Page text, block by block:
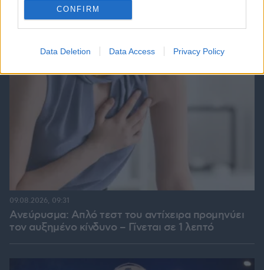
CONFIRM
Data Deletion Data Access Privacy Policy
Ανεύρυσμα: Απλό τεστ του αντίχειρα προμηνύει
τον αυξημένο κίνδυνο – Γίνεται σε 1 λεπτό
09.08.2026, 09:31